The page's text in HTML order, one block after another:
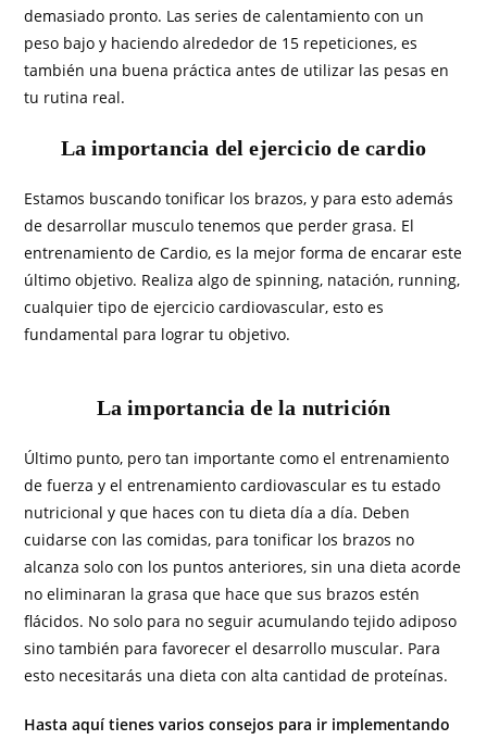
demasiado pronto. Las series de calentamiento con un
peso bajo y haciendo alrededor de 15 repeticiones, es
también una buena práctica antes de utilizar las pesas en
tu rutina real.
La importancia del ejercicio de cardio
Estamos buscando tonificar los brazos, y para esto además
de desarrollar musculo tenemos que perder grasa. El
entrenamiento de Cardio, es la mejor forma de encarar este
último objetivo. Realiza algo de spinning, natación, running,
cualquier tipo de ejercicio cardiovascular, esto es
fundamental para lograr tu objetivo.
La importancia de la nutrición
Último punto, pero tan importante como el entrenamiento
de fuerza y el entrenamiento cardiovascular es tu estado
nutricional y que haces con tu dieta día a día. Deben
cuidarse con las comidas, para tonificar los brazos no
alcanza solo con los puntos anteriores, sin una dieta acorde
no eliminaran la grasa que hace que sus brazos estén
flácidos. No solo para no seguir acumulando tejido adiposo
sino también para favorecer el desarrollo muscular. Para
esto necesitarás una dieta con alta cantidad de proteínas.
Hasta aquí tienes varios consejos para ir implementando